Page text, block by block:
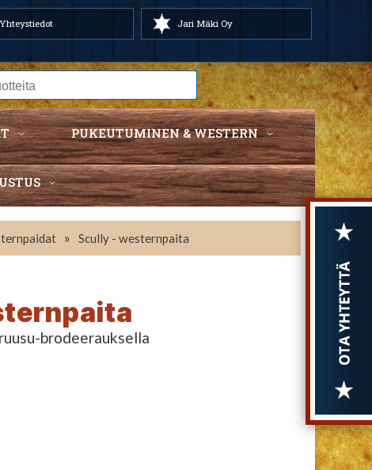
Yhteystiedot Jari Mäki Oy
PUKEUTUMINEN & WESTERN
» Scully - westernpaita
brodeerauksella